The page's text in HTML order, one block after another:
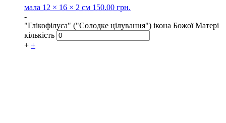
мала 12 × 16 × 2 см 150.00 грн.
-
"Глікофілуса" ("Солодке цілування") ікона Божої Матері
кількість
+ +